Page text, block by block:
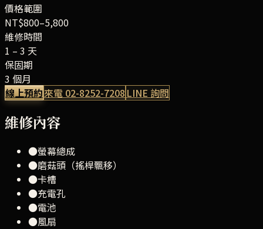
價格範圍
NT$800–5,800
維修時間
1 – 3 天
保固期
3 個月
線上預約來電 02-8252-7208 LINE 詢問
維修內容
●螢幕總成
●磨菇頭（搖桿飄移）
●卡槽
●充電孔
●電池
●風扇